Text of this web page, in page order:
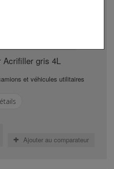
Acrifiller gris 4L
et véhicules utilitaires
Ajouter au comparateur